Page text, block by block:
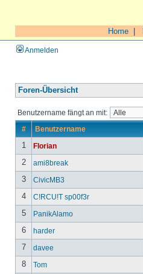
Home
Anmelden
Foren-Übersicht
Benutzername fängt an mit:
# Benutzername
1 Florian
2 ami8break
3 CivicMB3
4 C!RCU!T sp00f3r
5 PanikAlamo
6 harder
7 davee
8 Tom